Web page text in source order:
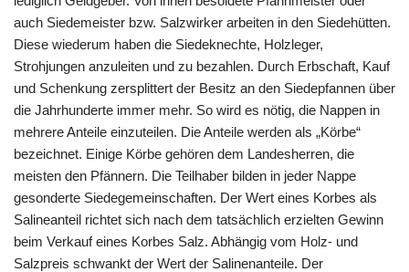
auch Siedemeister bzw. Salzwirker arbeiten in den Siedehütten.
Diese wiederum haben die Siedeknechte, Holzleger,
Strohjungen anzuleiten und zu bezahlen. Durch Erbschaft, Kauf
und Schenkung zersplittert der Besitz an den Siedepfannen über
die Jahrhunderte immer mehr. So wird es nötig, die Nappen in
mehrere Anteile einzuteilen. Die Anteile werden als „Körbe“
bezeichnet. Einige Körbe gehören dem Landesherren, die
meisten den Pfännern. Die Teilhaber bilden in jeder Nappe
gesonderte Siedegemeinschaften. Der Wert eines Korbes als
Salineanteil richtet sich nach dem tatsächlich erzielten Gewinn
beim Verkauf eines Korbes Salz. Abhängig vom Holz- und
Salzpreis schwankt der Wert der Salinenanteile. Der